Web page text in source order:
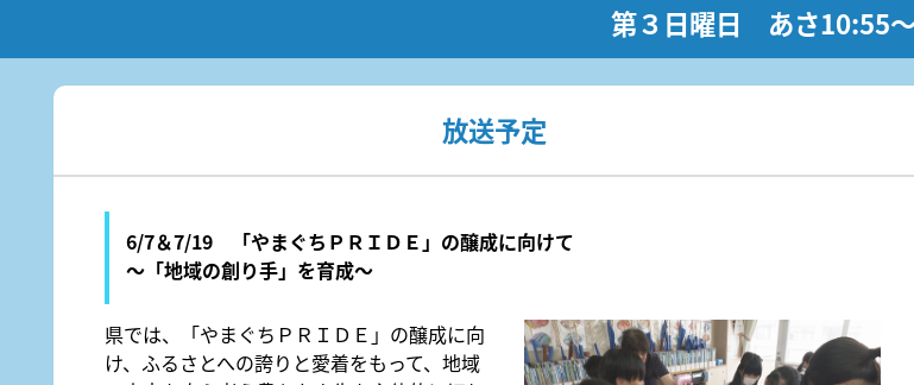
山口放送開局70周年記念10keiちゃんねる 10FAM MEETING
2026年10月3日(土)
第３日曜日 あさ10:55
放送予定
6/7＆7/19 「やまぐちＰＲＩＤＥ」の醸成に向けて
～「地域の創り手」を育成～
県では、「やまぐちＰＲＩＤＥ」の醸成に向
け、ふるさとへの誇りと愛着をもって、地域